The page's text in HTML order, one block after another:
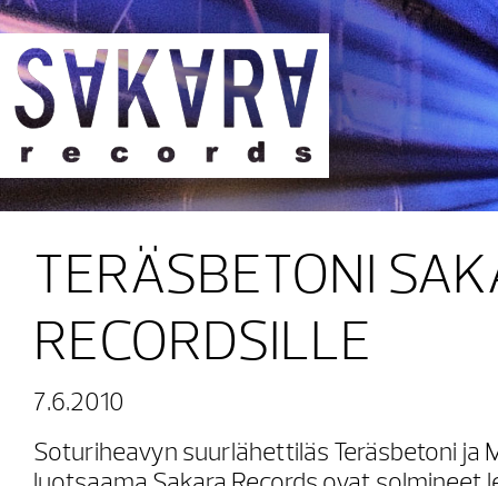
Sakara Records
TERÄSBETONI
RECORDSILLE
7.6.2010
Soturiheavyn suurlähettiläs Teräsbetoni ja